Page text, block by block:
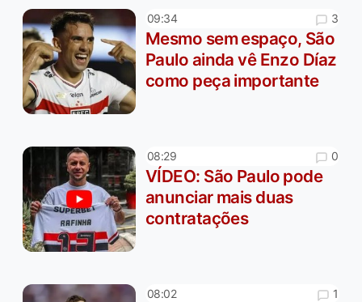
09:34 3
Mesmo sem espaço, São
Paulo ainda vê Enzo Díaz
como peça importante
08:29 0
VÍDEO: São Paulo pode
anunciar mais duas
contratações
08:02 1